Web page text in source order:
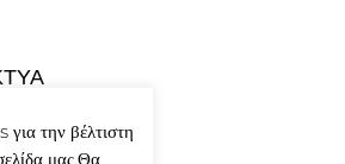
την βέλτιστη
μας.Θα